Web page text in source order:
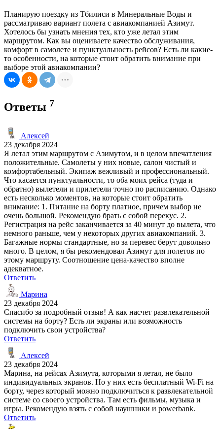
Планирую поездку из Тбилиси в Минеральные Воды и
рассматриваю вариант полета с авиакомпанией Азимут.
Хотелось бы узнать мнения тех, кто уже летал этим
маршрутом. Как вы оцениваете качество обслуживания,
комфорт в самолете и пунктуальность рейсов? Есть ли какие-
то особенности, на которые стоит обратить внимание при
выборе этой авиакомпании?
Ответы 7
Алексей
23 декабря 2024
Я летал этим маршрутом с Азимутом, и в целом впечатления
положительные. Самолеты у них новые, салон чистый и
комфортабельный. Экипаж вежливый и профессиональный.
Что касается пунктуальности, то оба моих рейса (туда и
обратно) вылетели и прилетели точно по расписанию. Однако
есть несколько моментов, на которые стоит обратить
внимание: 1. Питание на борту платное, причем выбор не
очень большой. Рекомендую брать с собой перекус. 2.
Регистрация на рейс заканчивается за 40 минут до вылета, что
немного раньше, чем у некоторых других авиакомпаний. 3.
Багажные нормы стандартные, но за перевес берут довольно
много. В целом, я бы рекомендовал Азимут для полетов по
этому маршруту. Соотношение цена-качество вполне
адекватное.
Ответить
Марина
23 декабря 2024
Спасибо за подробный отзыв! А как насчет развлекательной
системы на борту? Есть ли экраны или возможность
подключить свои устройства?
Ответить
Алексей
23 декабря 2024
Марина, на рейсах Азимута, которыми я летал, не было
индивидуальных экранов. Но у них есть бесплатный Wi-Fi на
борту, через который можно подключиться к развлекательной
системе со своего устройства. Там есть фильмы, музыка и
игры. Рекомендую взять с собой наушники и powerbank.
Ответить